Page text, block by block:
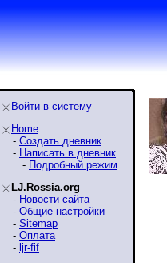
Войти в систему
Home
- Создать дневник
- Написать в дневник
- Подробный режим
LJ.Rossia.org
- Новости сайта
- Общие настройки
- Sitemap
- Оплата
- ljr-fif